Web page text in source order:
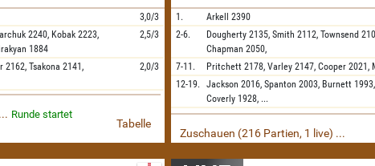
3,0/3
2240, Kobak 2223,
1884
2,5/3
2162,Tsakona 2141,
2,0/3
Runde startet
Tabelle
1. Arkell 2390
2-6.
Dougherty 2135, Smith 2112, Townsend
Chapman 2050,
7-11. Pritchett 2178, Varley 2147, Cooper 2021,
12-19.
Jackson 2016, Spanton 2003, Burnett 1993,
Coverly 1928, ...
Zuschauen (216 Partien, 1 live) ...